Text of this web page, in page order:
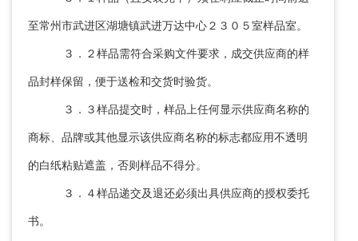
至常州市武进区湖塘镇武进万达中心２３０５室样品室。
３．２样品需符合采购文件要求，成交供应商的样
品封样保留，便于送检和交货时验货。
３．３样品提交时，样品上任何显示供应商名称的
商标、品牌或其他显示该供应商名称的标志都应用不透明
的白纸粘贴遮盖，否则样品不得分。
３．４样品递交及退还必须出具供应商的授权委托
书。